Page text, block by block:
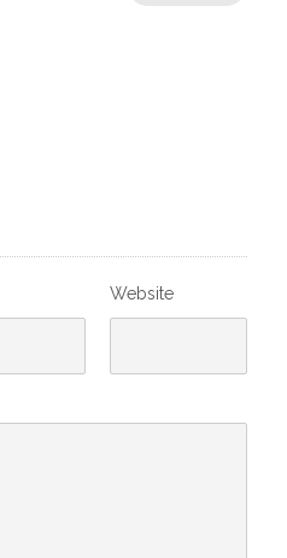
Website